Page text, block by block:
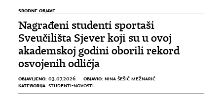
SRODNE OBJAVE
Nagrađeni studenti sportaši
Sveučilišta Sjever koji su u ovoj
akademskoj godini oborili rekord
osvojenih odličja
OBJAVLJENO: 03.07.2026. OBJAVIO: NINA ŠEŠIĆ MEŽNARIĆ
KATEGORIJA: STUDENTI-NOVOSTI